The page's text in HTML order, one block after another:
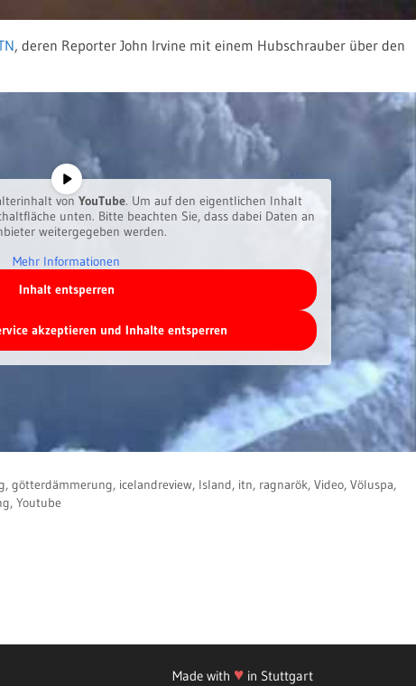
, deren Reporter John Irvine mit einem Hubschrauber über den
von YouTube. Um auf den eigentlichen Inhalt
unten. Bitte beachten Sie, dass dabei Daten an
weitergegeben werden.
Mehr Informationen
Inhalt entsperren
akzeptieren und Inhalte entsperren
, götterdämmerung, icelandreview, Island, itn, ragnarök, Video, Völuspa,
, Youtube
Made with ♥ in Stuttgart